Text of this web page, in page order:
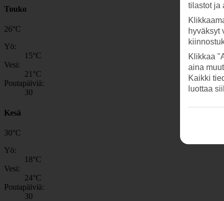
Touko
26°C
Yö:
15°C
Vesi:
21°C
Poutapäiviä:
30
Kesä
30°C
Yö:
18°C
Vesi:
24°C
Poutapäiviä:
30
tilastot ja
hyväksyt
Klikkaa
aina
Kaikki
luottaa